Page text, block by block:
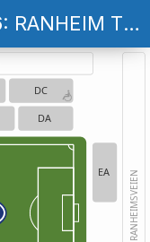
SERIERUNDE 16: RANHEIM TF - HAUGESUND
DC
DA
EA RANHEIMSVEIEN